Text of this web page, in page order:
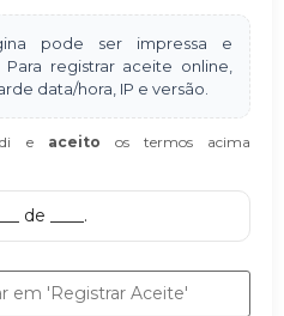
pode ser impressa e
registrar aceite online,
data/hora, IP e versão.
e aceito os termos acima
de ____.